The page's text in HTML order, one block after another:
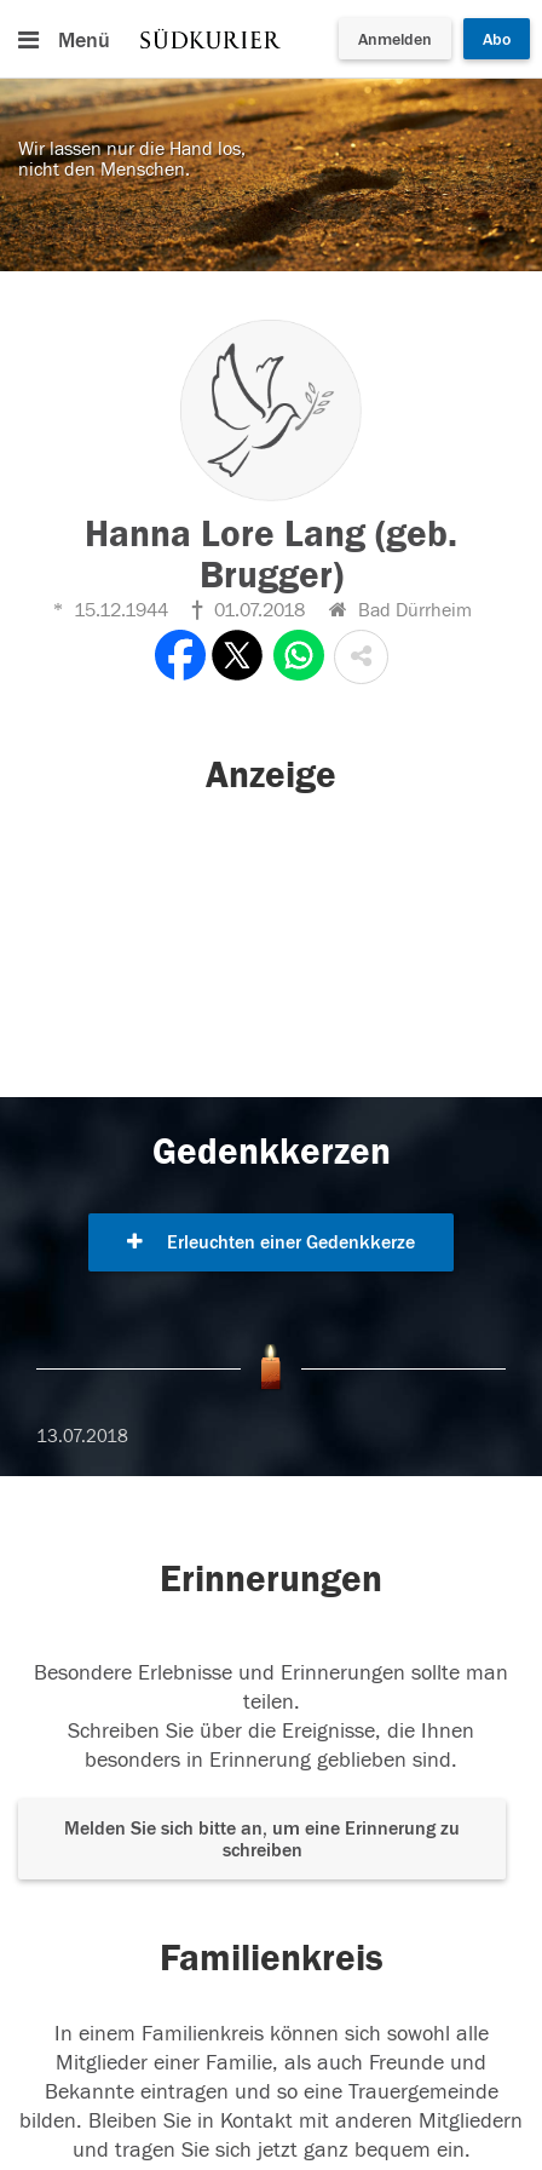
Menü Anmelden Abo
Wir lassen nur die Hand los,
nicht den Menschen.
Hanna Lore Lang (geb.
Brugger)
15.12.1944 01.07.2018 Bad Dürrheim
Anzeige
Gedenkkerzen
Erleuchten einer Gedenkkerze
13.07.2018
Erinnerungen
Besondere Erlebnisse und Erinnerungen sollte man
teilen.
Schreiben Sie über die Ereignisse, die Ihnen
besonders in Erinnerung geblieben sind.
Melden Sie sich bitte an, um eine Erinnerung zu
schreiben
Familienkreis
In einem Familienkreis können sich sowohl alle
Mitglieder einer Familie, als auch Freunde und
Bekannte eintragen und so eine Trauergemeinde
bilden. Bleiben Sie in Kontakt mit anderen Mitgliedern
und tragen Sie sich jetzt ganz bequem ein.